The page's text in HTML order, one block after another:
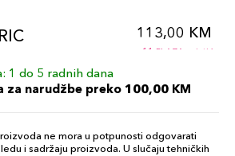
113,00 KM
+11 PLAZA cvjetića
840
113,00 KM
+11 PLAZA cvjetića
1 do 5 radnih dana
za narudžbe preko 100,00 KM
ne mora u potpunosti odgovarati
i sadržaju proizvoda. U slučaju tehničkih